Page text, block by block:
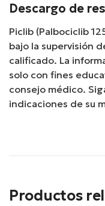
Descargo de
Piclib (Palbociclib
bajo la supervisión
calificado. La
solo con fines
consejo médico.
indicaciones de su
Productos